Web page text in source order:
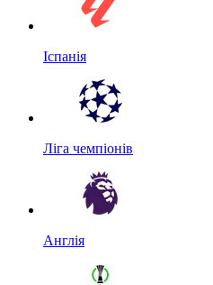
Іспанія
Ліга чемпіонів
Англія